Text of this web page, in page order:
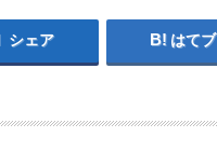
シェア はてブ